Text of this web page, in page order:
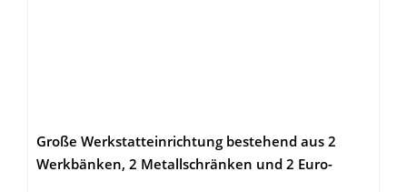
Große Werkstatteinrichtung bestehend aus 2
Werkbänken, 2 Metallschränken und 2 Euro-